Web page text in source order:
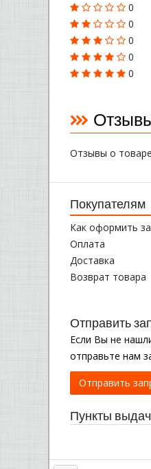
0
0
0
0
0
Отзывы о
Покупателям
Как оформить
Оплата
Доставка
Возврат товара
Отправить
Если Вы не
отправьте нам
Отправить
Пункты